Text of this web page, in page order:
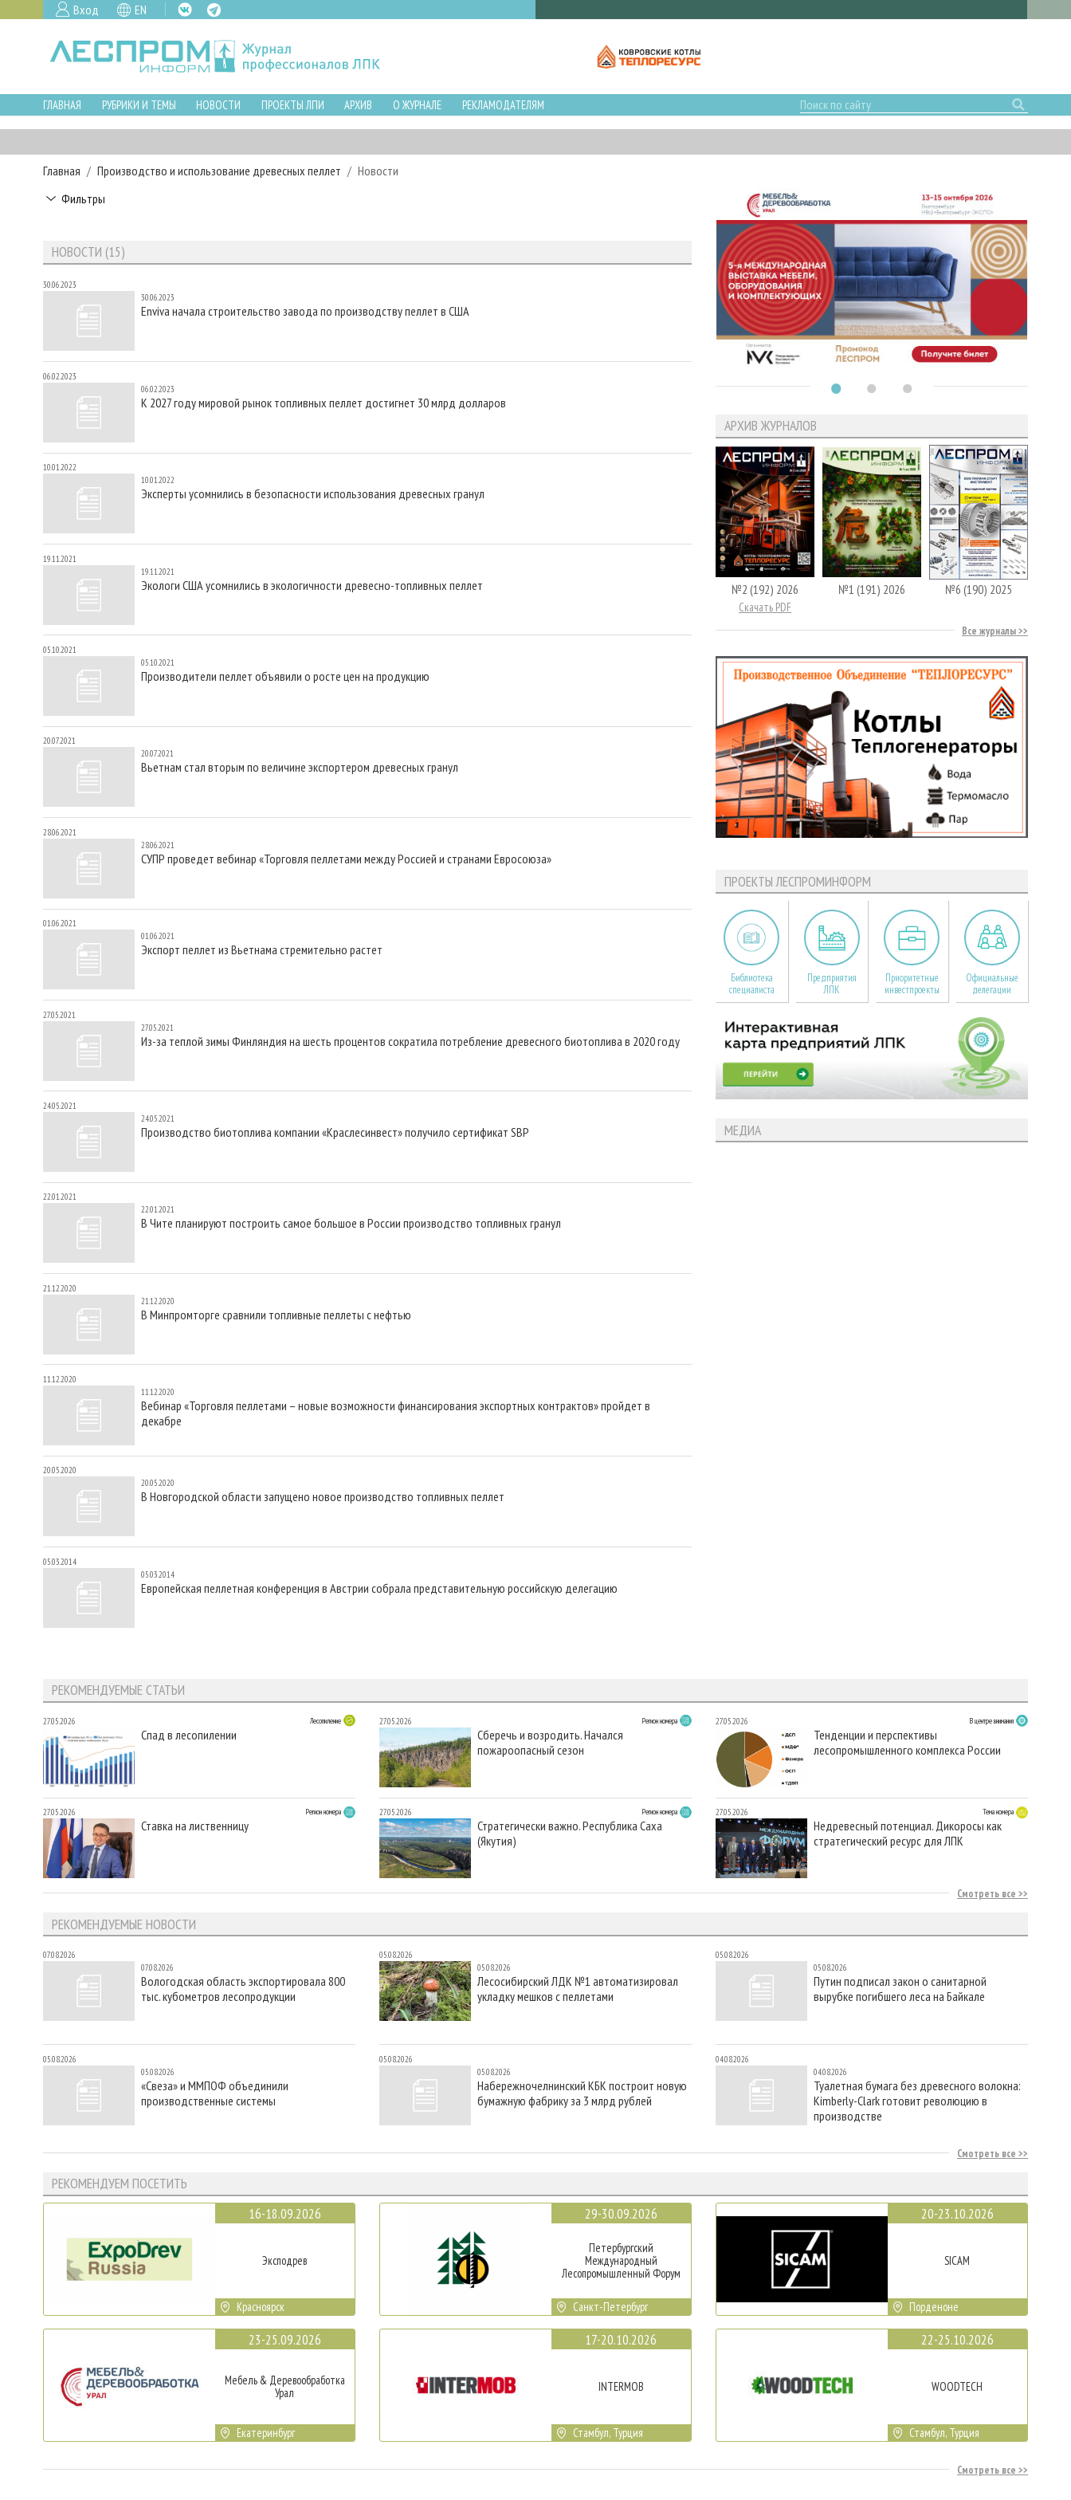
Вход EN
ГЛАВНАЯ РУБРИКИ И ТЕМЫ НОВОСТИ ПРОЕКТЫ ЛПИ АРХИВ О ЖУРНАЛЕ РЕКЛАМОДАТЕЛЯМ
Главная Производство и использование древесных пеллет
Новости
Фильтры
НОВОСТИ (15)
30.06.2023
30.06.2023
Enviva начала строительство завода по производству пеллет в США
06.02.2023
06.02.2023
К 2027 году мировой рынок топливных пеллет достигнет 30 млрд долларов
10.01.2022
10.01.2022
Эксперты усомнились в безопасности использования древесных гранул
19.11.2021
19.11.2021
Экологи США усомнились в экологичности древесно-топливных пеллет
05.10.2021
05.10.2021
Производители пеллет объявили о росте цен на продукцию
20.07.2021
20.07.2021
Вьетнам стал вторым по величине экспортером древесных гранул
28.06.2021
28.06.2021
СУПР проведет вебинар «Торговля пеллетами между Россией и странами Евросоюза»
01.06.2021
01.06.2021
Экспорт пеллет из Вьетнама стремительно растет
27.05.2021
27.05.2021
Из-за теплой зимы Финляндия на шесть процентов сократила потребление древесного биотоплива в 2020 году
24.05.2021
24.05.2021
Производство биотоплива компании «Краслесинвест» получило сертификат SBP
22.01.2021
22.01.2021
В Чите планируют построить самое большое в России производство топливных гранул
21.12.2020
21.12.2020
В Минпромторге сравнили топливные пеллеты с нефтью
11.12.2020
11.12.2020
Вебинар «Торговля пеллетами – новые возможности финансирования экспортных контрактов» пройдет в
декабре
20.05.2020
20.05.2020
В Новгородской области запущено новое производство топливных пеллет
05.03.2014
05.03.2014
Европейская пеллетная конференция в Австрии собрала представительную российскую делегацию
АРХИВ ЖУРНАЛОВ
№2 (192) 2026
Скачать PDF
№1 (191) 2026 №6 (190) 2025
Все журналы
ПРОЕКТЫ ЛЕСПРОМИНФОРМ
Библиотека
специалиста
Предприятия
ЛПК
Приоритетные
инвестпроекты
Официальные
делегации
МЕДИА
РЕКОМЕНДУЕМЫЕ СТАТЬИ
27.05.2026 Лесопиление
Спад в лесопилении
27.05.2026 Регион номера
Ставка на лиственницу
27.05.2026 Регион номера
Сберечь и возродить. Начался
пожароопасный сезон
27.05.2026 Регион номера
Стратегически важно. Республика Саха
(Якутия)
27.05.2026 В центре внимания
Тенденции и перспективы
лесопромышленного комплекса России
27.05.2026 Тема номера
Недревесный потенциал. Дикоросы как
стратегический ресурс для ЛПК
Смотреть все
РЕКОМЕНДУЕМЫЕ НОВОСТИ
07.08.2026
07.08.2026
Вологодская область экспортировала 800
тыс. кубометров лесопродукции
05.08.2026
05.08.2026
«Свеза» и ММПОФ объединили
производственные системы
05.08.2026
05.08.2026
Лесосибирский ЛДК №1 автоматизировал
укладку мешков с пеллетами
05.08.2026
05.08.2026
Набережночелнинский КБК построит новую
бумажную фабрику за 3 млрд рублей
05.08.2026
05.08.2026
Путин подписал закон о санитарной
вырубке погибшего леса на Байкале
04.08.2026
04.08.2026
Туалетная бумага без древесного волокна:
Kimberly-Clark готовит революцию в
производстве
Смотреть все
РЕКОМЕНДУЕМ ПОСЕТИТЬ
16-18.09.2026
Эксподрев
Красноярск
23-25.09.2026
Мебель & Деревообработка
Урал
Екатеринбург
29-30.09.2026
Петербургский
Международный
Лесопромышленный Форум
Санкт-Петербург
17-20.10.2026
INTERMOB
Стамбул, Турция
20-23.10.2026
SICAM
Порденоне
22-25.10.2026
WOODTECH
Стамбул, Турция
Смотреть все